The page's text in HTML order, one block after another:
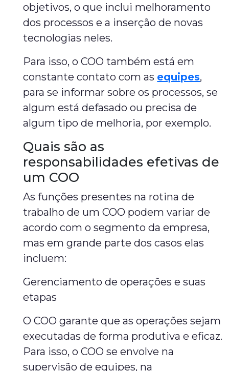
objetivos, o que inclui melhoramento
dos processos e a inserção de novas
tecnologias neles.
Para isso, o COO também está em
constante contato com as equipes,
para se informar sobre os processos, se
algum está defasado ou precisa de
algum tipo de melhoria, por exemplo.
Quais são as
responsabilidades efetivas de
um COO
As funções presentes na rotina de
trabalho de um COO podem variar de
acordo com o segmento da empresa,
mas em grande parte dos casos elas
incluem:
Gerenciamento de operações e suas
etapas
O COO garante que as operações sejam
executadas de forma produtiva e eficaz.
Para isso, o COO se envolve na
supervisão de equipes, na